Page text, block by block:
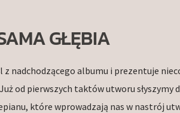
GŁĘBIA
z nadchodzącego albumu i prezentuje
od pierwszych taktów utworu słyszymy
które wprowadzają nas w nastrój